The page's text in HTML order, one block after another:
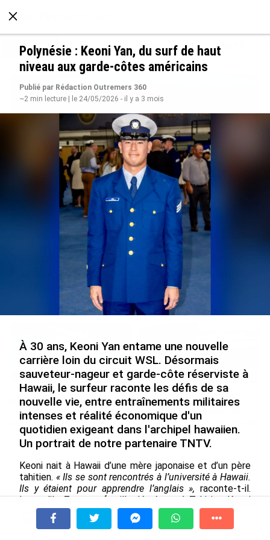
À LA UNE POLITIQUE ECONOMIE SOCIÉTÉ
SÉRIE. Histoire des chefs-lieux d’Outre-mer :
Nouméa, une capitale construite par le bagne,
le nickel et le Pacifique
Rapport 2025 de l’Ifremer :
un engagement décisif dans
les Outre-mer
le 07/08/2026
De Messi à Trump :
l’expérience internationale
du Martiniquais Benoît Etinof
au service du Karibea Sainte-
Luce en Martinique
le 07/08/2026
Avec VEENI, le Guadeloupéen Yanis
Foy entend participer au
développement tourist...
À la une Tv Radio A Propos
Polynésie : Keoni Yan, du surf de haut
niveau aux garde-côtes américains
Publié par Rédaction Outremers 360
~2 min lecture | le 24/05/2026 - il y a 3 mois
À 30 ans, Keoni Yan entame une nouvelle
carrière loin du circuit WSL. Désormais
sauveteur-nageur et garde-côte réserviste à
Hawaii, le surfeur raconte les défis de sa
nouvelle vie, entre entraînements militaires
intenses et réalité économique d'un
quotidien exigeant dans l'archipel hawaiien.
Un portrait de notre partenaire TNTV.
Keoni nait à Hawaii d’une mère japonaise et d’un père
tahitien. « Ils se sont rencontrés à l’université à Hawaii.
Ils y étaient pour apprendre l’anglais », raconte-t-il.
Lorsqu’il a 7 ans, sa famille déménage à Tahiti et Keoni
grandit à Pirae.
Rapidement, il commence à surfer et se fait